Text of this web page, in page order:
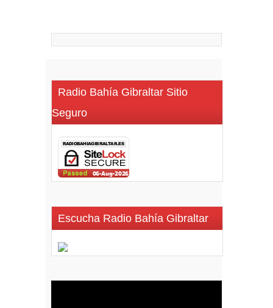
Radio Bahía Gibraltar Sitio
Seguro
Escucha Radio Bahía Gibraltar